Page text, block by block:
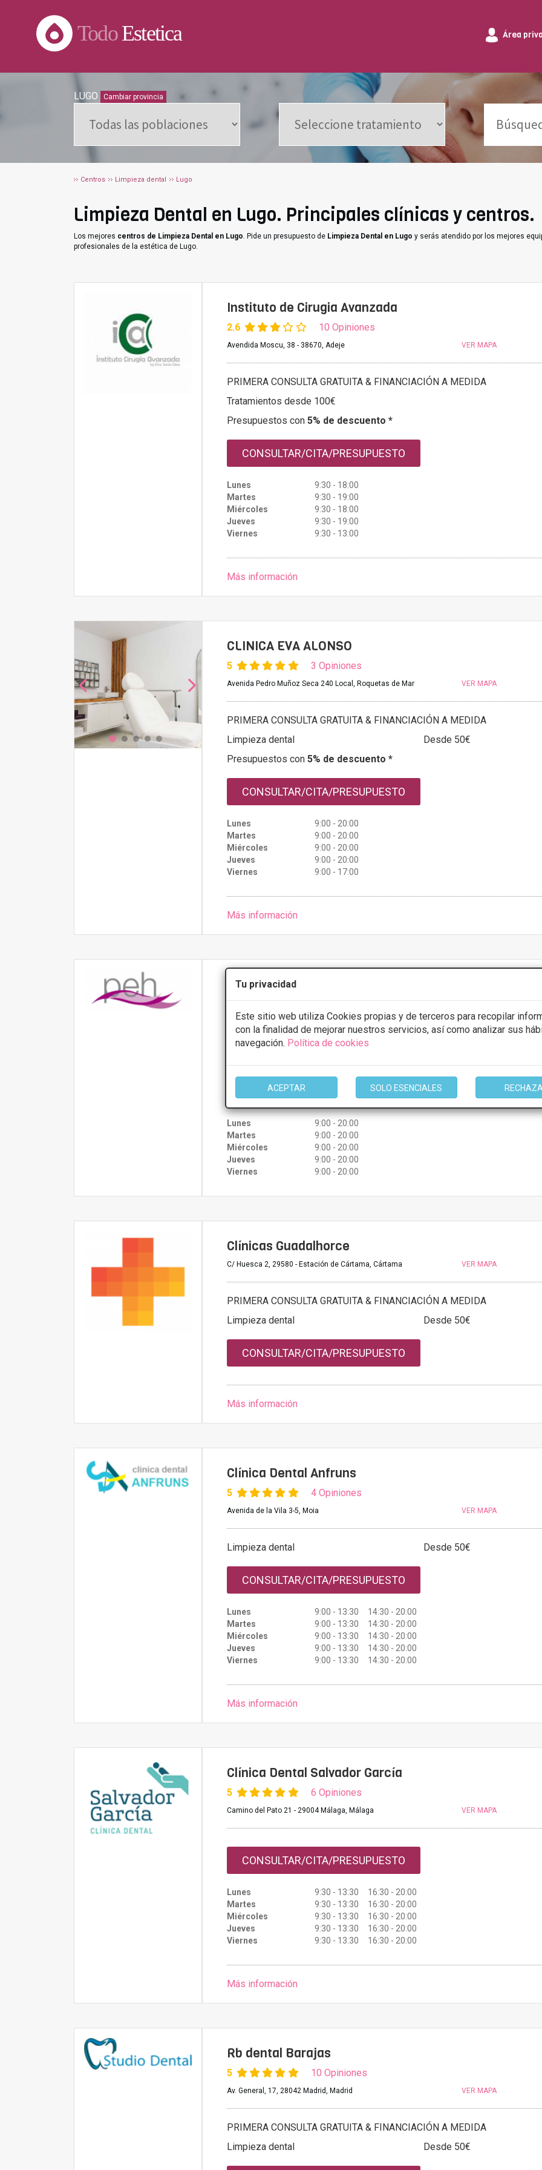
Tu privacidad
Este sitio web utiliza Cookies propias y de terceros para recopilar
con la finalidad de mejorar nuestros servicios, así como analizar sus
navegación. Política de cookies
ACEPTAR SOLO ESENCIALES
TodoEstetica Área
LUGO Cambiar provincia
Centros Limpieza dental Lugo
Limpieza Dental en Lugo. Principales clínicas y centros.
Los mejores centros de Limpieza Dental en Lugo. Pide un presupuesto de Limpieza Dental en Lugo y serás atendido por los mejores
profesionales de la estética de Lugo.
Instituto de Cirugia Avanzada
2.6 10 Opiniones
Avendida Moscu, 38 - 38670, Adeje VER MAPA
PRIMERA CONSULTA GRATUITA & FINANCIACIÓN A MEDIDA
Tratamientos desde 100€
Presupuestos con 5% de descuento *
CONSULTAR/CITA/PRESUPUESTO
Lunes
9:30 - 18:00
Martes
9:30 - 19:00
Miércoles
9:30 - 18:00
Jueves
9:30 - 19:00
Viernes
9:30 - 13:00
Más información
CLINICA EVA ALONSO
5 3 Opiniones
Avenida Pedro Muñoz Seca 240 Local, Roquetas de Mar VER MAPA
PRIMERA CONSULTA GRATUITA & FINANCIACIÓN A MEDIDA
Limpieza dental
Desde 50€
Presupuestos con 5% de descuento *
CONSULTAR/CITA/PRESUPUESTO
Lunes
9:00 - 20:00
Martes
9:00 - 20:00
Miércoles
9:00 - 20:00
Jueves
9:00 - 20:00
Viernes
9:00 - 17:00
Más información
Policlinica Euskal Herria
5 5 Opiniones
Euskal Herria 22, Getxo VER MAPA
CONSULTAR/CITA/PRESUPUESTO
Lunes
9:00 - 20:00
Martes
9:00 - 20:00
Miércoles
9:00 - 20:00
Jueves
9:00 - 20:00
Viernes
9:00 - 20:00
Clínicas Guadalhorce
C/ Huesca 2, 29580 - Estación de Cártama, Cártama VER MAPA
PRIMERA CONSULTA GRATUITA & FINANCIACIÓN A MEDIDA
Limpieza dental
Desde 50€
CONSULTAR/CITA/PRESUPUESTO
Más información
Clínica Dental Anfruns
5 4 Opiniones
Avenida de la Vila 3-5, Moia VER MAPA
Limpieza dental Desde 50€
CONSULTAR/CITA/PRESUPUESTO
Lunes
9:00 - 13:30 14:30 - 20:00
Martes
9:00 - 13:30 14:30 - 20:00
Miércoles
9:00 - 13:30 14:30 - 20:00
Jueves
9:00 - 13:30 14:30 - 20:00
Viernes
9:00 - 13:30 14:30 - 20:00
Más información
Clínica Dental Salvador García
5 6 Opiniones
Camino del Pato 21 - 29004 Málaga, Málaga VER MAPA
CONSULTAR/CITA/PRESUPUESTO
Lunes
9:30 - 13:30 16:30 - 20:00
Martes
9:30 - 13:30 16:30 - 20:00
Miércoles
9:30 - 13:30 16:30 - 20:00
Jueves
9:30 - 13:30 16:30 - 20:00
Viernes
9:30 - 13:30 16:30 - 20:00
Más información
Rb dental Barajas
5 10 Opiniones
Av. General, 17, 28042 Madrid, Madrid VER MAPA
PRIMERA CONSULTA GRATUITA & FINANCIACIÓN A MEDIDA
Limpieza dental
Desde 50€